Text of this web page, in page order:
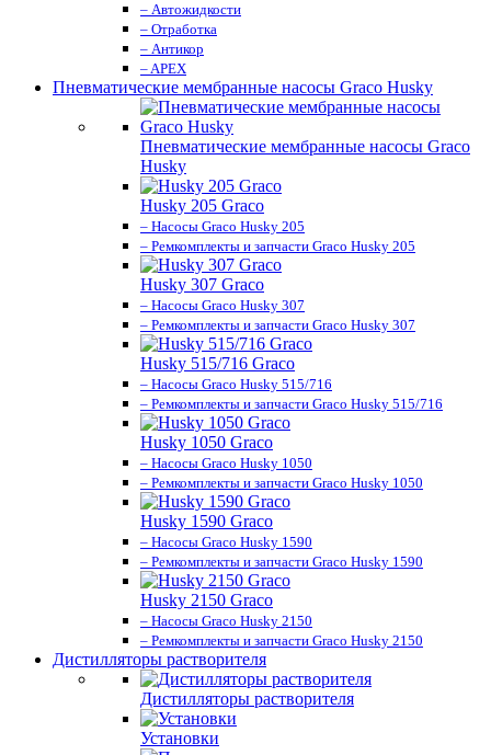
– Автожидкости
– Отработка
– Антикор
– APEX
Пневматические мембранные насосы Graco Husky
Пневматические мембранные насосы Graco
Husky
Husky 205 Graco
– Насосы Graco Husky 205
– Ремкомплекты и запчасти Graco Husky 205
Husky 307 Graco
– Насосы Graco Husky 307
– Ремкомплекты и запчасти Graco Husky 307
Husky 515/716 Graco
– Насосы Graco Husky 515/716
– Ремкомплекты и запчасти Graco Husky 515/716
Husky 1050 Graco
– Насосы Graco Husky 1050
– Ремкомплекты и запчасти Graco Husky 1050
Husky 1590 Graco
– Насосы Graco Husky 1590
– Ремкомплекты и запчасти Graco Husky 1590
Husky 2150 Graco
– Насосы Graco Husky 2150
– Ремкомплекты и запчасти Graco Husky 2150
Дистилляторы растворителя
Дистилляторы растворителя
Установки